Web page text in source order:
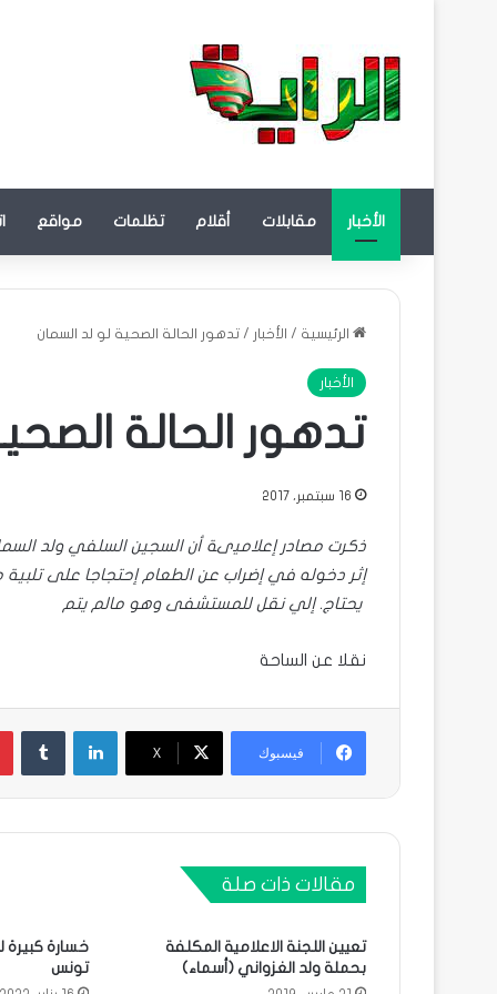
الأخبار مقابلات أقلام تظلمات مواقع
الرئيسية / الأخبار / تدهور الحالة الصحية لو لد السمان
الأخبار
تدهور الحالة
16 سبتمبر، 2017
ذكرت مصادر إعلاميىة أن السجين السلفي ولد
إثر دخوله في إضراب عن الطعام إحتجاجا على
يحتاج. إلي نقل للمستشفى وهو مالم يتم
نقلا عن الساحة
فيسبوك X
لينكدإن
مقالات ذات صلة
تعيين اللجنة الاعلامية المكلفة
بحملة ولد الغزواني (أسماء)
خسارة كبيرة
تونس